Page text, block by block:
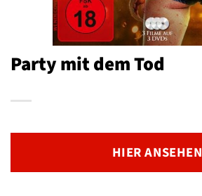
Party mit dem Tod
HIER ANSEHEN